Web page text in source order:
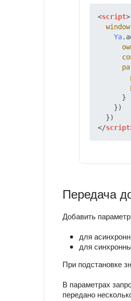
<script>
window
Ya.
      }
    })
</script
Передача
Добавить
для
для
При подстановке
В параметрах
передано